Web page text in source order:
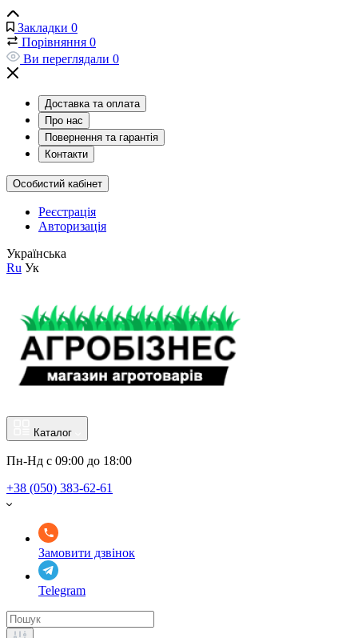
Закладки 0
Порівняння 0
Ви переглядали 0
Доставка та оплата
Про нас
Повернення та гарантія
Контакти
Особистий кабінет
Реєстрація
Авторизація
Українська
Ru Ук
Каталог
Пн-Нд с 09:00 до 18:00
+38 (050) 383-62-61
Замовити дзвінок
Telegram